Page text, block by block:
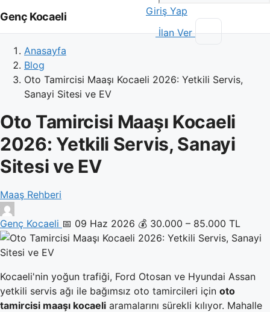
Genç Kocaeli
Giriş Yap
İlan Ver
Anasayfa
Blog
Oto Tamircisi Maaşı Kocaeli 2026: Yetkili Servis,
Sanayi Sitesi ve EV
Oto Tamircisi Maaşı Kocaeli
2026: Yetkili Servis, Sanayi
Sitesi ve EV
Maaş Rehberi
Genç Kocaeli 📅 09 Haz 2026 💰 30.000 – 85.000 TL
Kocaeli'nin yoğun trafiği, Ford Otosan ve Hyundai Assan
yetkili servis ağı ile bağımsız oto tamircileri için oto
tamircisi maaşı kocaeli aramalarını sürekli kılıyor. Mahalle